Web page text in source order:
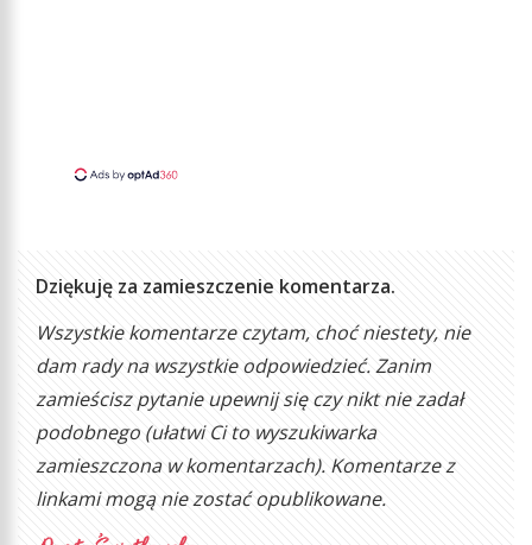
Dziękuję za zamieszczenie komentarza.
Wszystkie komentarze czytam, choć niestety, nie
dam rady na wszystkie odpowiedzieć. Zanim
zamieścisz pytanie upewnij się czy nikt nie zadał
podobnego (ułatwi Ci to wyszukiwarka
zamieszczona w komentarzach). Komentarze z
linkami mogą nie zostać opublikowane.